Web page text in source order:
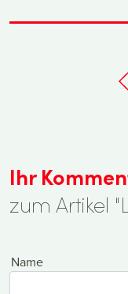
Ihr
zum Artikel
Name